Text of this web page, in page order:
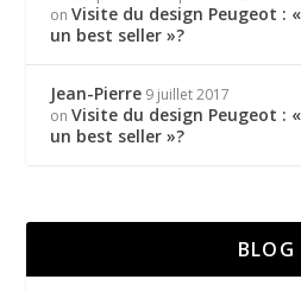
onVisite du design Peugeot :
un best seller »?
Jean-Pierre 9 juillet 2017
onVisite du design Peugeot :
un best seller »?
BLOG